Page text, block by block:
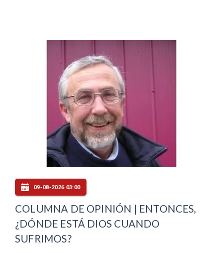
09-08-2026 03:00
COLUMNA DE OPINIÓN | ENTONCES,
¿DÓNDE ESTÁ DIOS CUANDO
SUFRIMOS?